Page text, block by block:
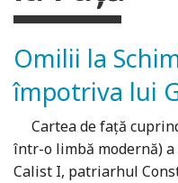
Omilii la
împotriva lui
Cartea de faţă
într-o limbă modernă)
Calist I, patriarhul